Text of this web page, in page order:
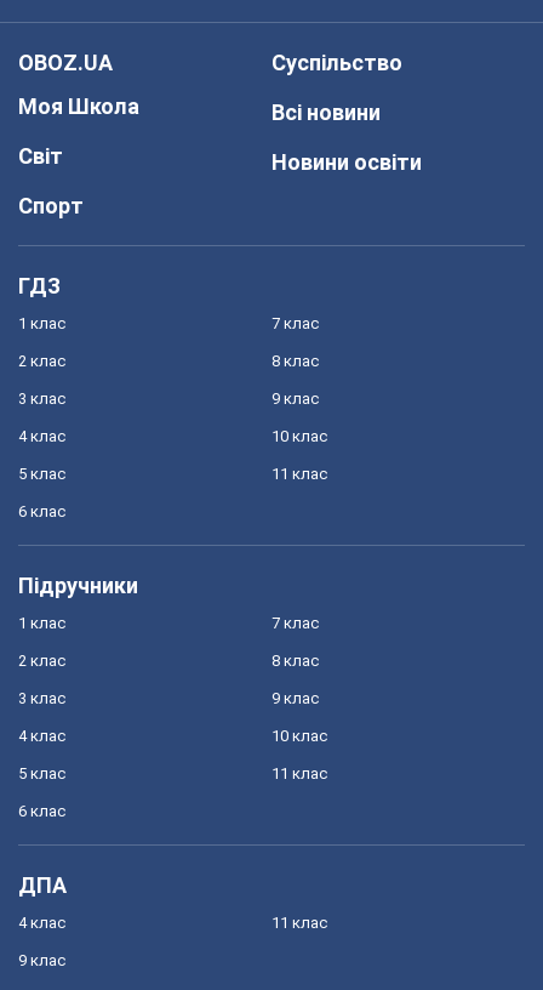
OBOZ.UA
Моя Школа
Світ
Спорт
Суспільство
Всі новини
Новини освіти
ГДЗ
1 клас
2 клас
3 клас
4 клас
5 клас
6 клас
7 клас
8 клас
9 клас
10 клас
11 клас
Підручники
1 клас
2 клас
3 клас
4 клас
5 клас
6 клас
7 клас
8 клас
9 клас
10 клас
11 клас
ДПА
4 клас
9 клас
11 клас